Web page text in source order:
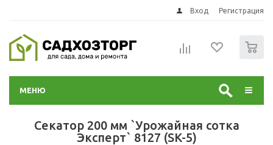
Вход Регистрация
МЕНЮ
Секатор 200 мм `Урожайная сотка
Эксперт` 8127 (SK-5)